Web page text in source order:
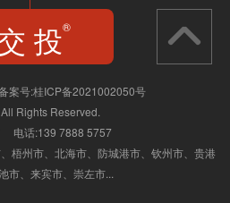
案号:桂ICP备2021002050号
Rights Reserved.
电话:139 7888 5757
投®
梧州市、北海市、防城港市、钦州市、贵港
市、来宾市、崇左市...